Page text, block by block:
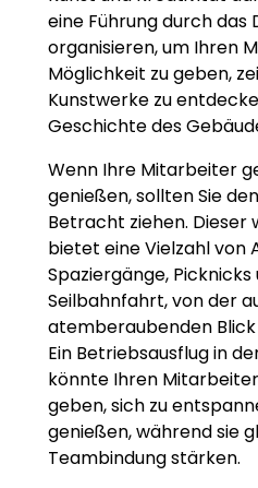
eine Führung durch das
organisieren, um Ihren
Möglichkeit zu geben,
Kunstwerke zu
Geschichte des
Wenn Ihre Mitarbeiter
genießen, sollten Sie
Betracht ziehen. Dieser
bietet eine Vielzahl von
Spaziergänge,
Seilbahnfahrt, von der
atemberaubenden
Ein Betriebsausflug in
könnte Ihren
geben, sich zu
genießen, während sie
Teambindung stärken.